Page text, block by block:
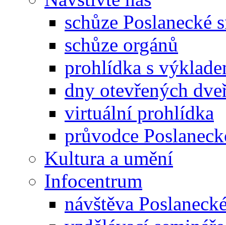
schůze Poslanecké
schůze orgánů
prohlídka s
dny otevřených
virtuální prohlídka
průvodce
Kultura a umění
Infocentrum
návštěva